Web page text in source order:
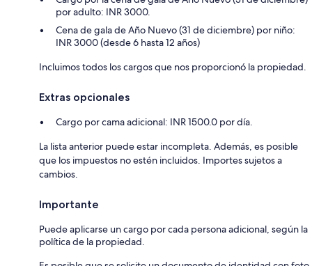
por adulto: INR 3000.
Cena de gala de Año Nuevo (31 de diciembre) por niño:
INR 3000 (desde 6 hasta 12 años)
Incluimos todos los cargos que nos proporcionó la propiedad.
Extras opcionales
Cargo por cama adicional: INR 1500.0 por día.
La lista anterior puede estar incompleta. Además, es posible
que los impuestos no estén incluidos. Importes sujetos a
cambios.
Importante
Puede aplicarse un cargo por cada persona adicional, según la
política de la propiedad.